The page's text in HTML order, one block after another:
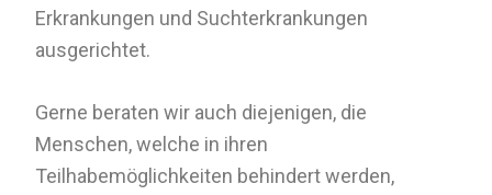
Erkrankungen und Suchterkrankungen
ausgerichtet.
Gerne beraten wir auch diejenigen, die
Menschen, welche in ihren
Teilhabemöglichkeiten behindert werden,